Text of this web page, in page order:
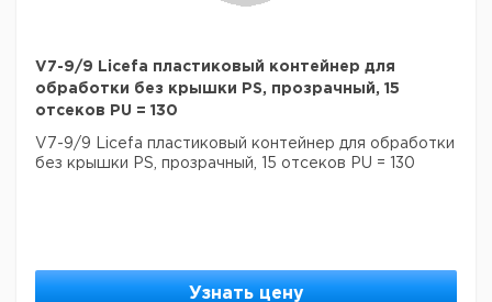
V7-9/9 Licefa пластиковый контейнер для
обработки без крышки PS, прозрачный, 15
отсеков PU = 130
V7-9/9 Licefa пластиковый контейнер для обработки
без крышки PS, прозрачный, 15 отсеков PU = 130
Узнать цену